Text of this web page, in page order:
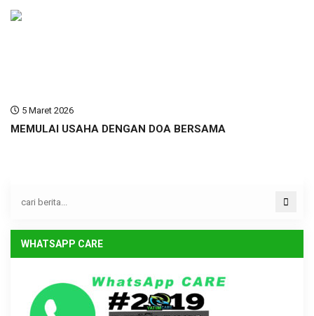
5 Maret 2026
MEMULAI USAHA DENGAN DOA BERSAMA
WHATSAPP CARE